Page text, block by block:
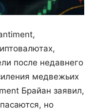
после недавнего
медвежьих
Брайан заявил,
но